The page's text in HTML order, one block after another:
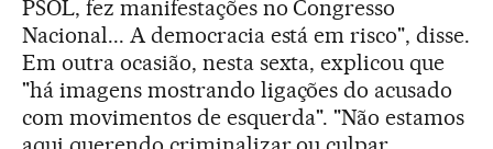
PSOL, fez manifestações no Congresso
Nacional... A democracia está em risco", disse.
Em outra ocasião, nesta sexta, explicou que
"há imagens mostrando ligações do acusado
com movimentos de esquerda". "Não estamos